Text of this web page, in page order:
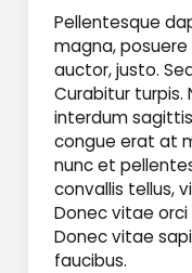
Pellentesque
magna,
auctor, justo.
Curabitur turpis.
interdum
congue erat at
nunc et
convallis tellus,
Donec vitae
Donec vitae
faucibus.